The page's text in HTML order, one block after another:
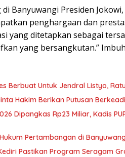
di Banyuwangi Presiden
penghargaan dan
yang ditetapkan sebagai
yang bersangkutan.”
Berbuat Untuk Jendral Listyo,
Hakim Berikan Putusan
Dipangkas Rp23 Miliar, Kadis
Pertambangan di
Pastikan Program Seragam